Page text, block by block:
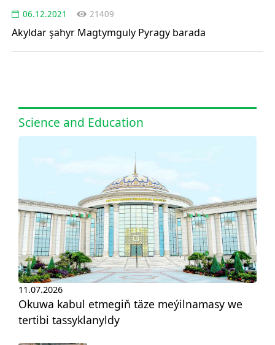
06.12.2021 21409
Akyldar şahyr Magtymguly Pyragy barada
Science and Education
11.07.2026
Okuwa kabul etmegiň täze meýilnamasy we
tertibi tassyklanyldy